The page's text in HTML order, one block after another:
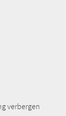
verbergen